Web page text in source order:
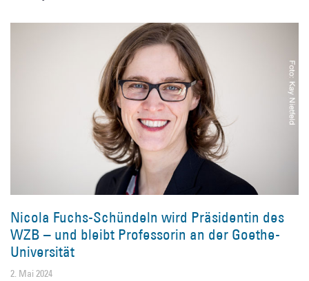
Nicola Fuchs-Schündeln wird Präsidentin des
WZB – und bleibt Professorin an der Goethe-
Universität
2. Mai 2024